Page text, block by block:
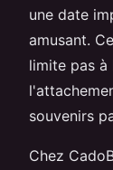
une date
amusant.
limite pas à
souvenirs
Chez